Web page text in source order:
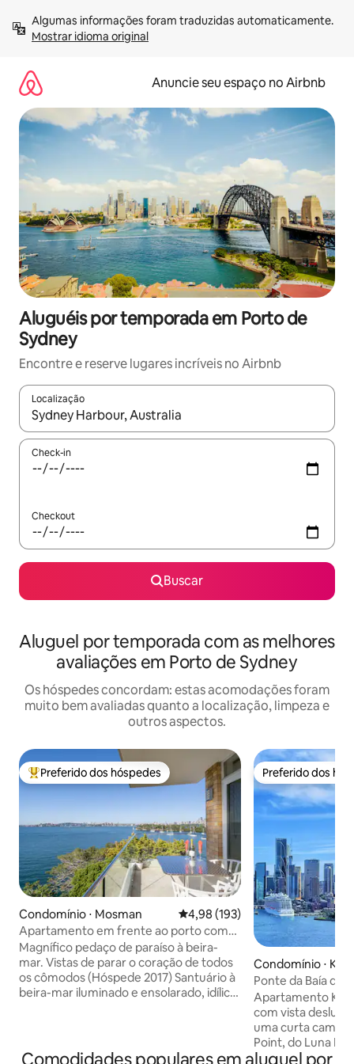
para
Mostrar idioma original
Anuncie seu espaço no Airbnb
Aluguéis por temporada em Porto de
Sydney
Encontre e reserve lugares incríveis no Airbnb
Localização
Quando os resultados estiverem disponíveis, explore-os
Check-in
Checkout
Buscar
Aluguel por temporada com as melhores
avaliações em Porto de Sydney
Os hóspedes concordam: estas acomodações foram
muito bem avaliadas quanto a localização, limpeza e
outros aspectos.
Entre os melhores preferidos dos hóspedes
Preferido dos hóspedes
Condomínio ⋅ Mosman 4,98 de uma avaliação média de
4,98 (193)
Apartamento em frente ao porto com
vistas panorâmicas fabulosas
Magnífico pedaço de paraíso à beira-
mar. Vistas de parar o coração de todos
os cômodos (Hóspede 2017) Santuário à
beira-mar iluminado e ensolarado, idílico
perfeita para bebidas/refeições Jantar
Preferido dos
Preferido dos
Condomínio ⋅
Ponte da Baía de
Ópera｜1 Vaga
Apartamento
com vista
uma curta
Point, do Luna
este é o retiro
Comodidades populares em aluguel por